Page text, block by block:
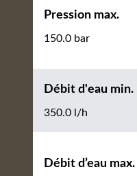
Pression max.
150.0 bar
Débit d'eau min.
350.0 l/h
Débit d’eau max.